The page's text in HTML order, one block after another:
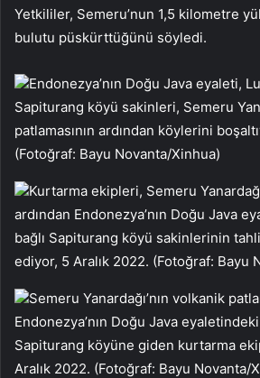
Yetkililer, Semeru’nun 1,5 kilometre
bulutu püskürttüğünü söyledi.
Endonezya’nın Doğu Java eyaleti,
Sapiturang köyü sakinleri, Semeru
patlamasının ardından köylerini
(Fotoğraf: Bayu Novanta/Xinhua)
Kurtarma ekipleri, Semeru
ardından Endonezya’nın Doğu Java
bağlı Sapiturang köyü sakinlerinin
ediyor, 5 Aralık 2022. (Fotoğraf: Bayu
Semeru Yanardağı’nın volkanik
Endonezya’nın Doğu Java eyaletindeki
Sapiturang köyüne giden kurtarma
Aralık 2022. (Fotoğraf: Bayu Novanta/